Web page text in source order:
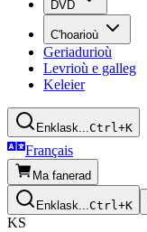
DVD
C'hoarioù
Geriadurioù
Levrioù e galleg
Keleier
Enklask...Ctrl+K
Français
Ma fanerad
Enklask...Ctrl+K
KS